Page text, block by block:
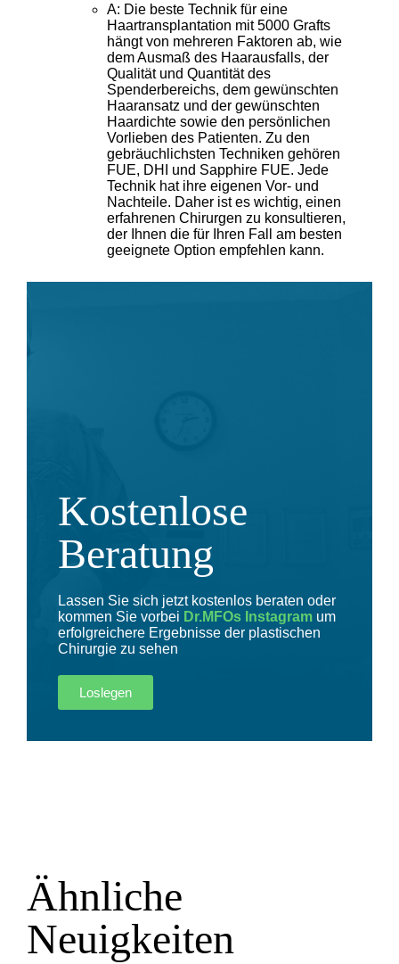
A: Die beste Technik für eine
Haartransplantation mit 5000 Grafts
hängt von mehreren Faktoren ab, wie
dem Ausmaß des Haarausfalls, der
Qualität und Quantität des
Spenderbereichs, dem gewünschten
Haaransatz und der gewünschten
Haardichte sowie den persönlichen
Vorlieben des Patienten. Zu den
gebräuchlichsten Techniken gehören
FUE, DHI und Sapphire FUE. Jede
Technik hat ihre eigenen Vor- und
Nachteile. Daher ist es wichtig, einen
erfahrenen Chirurgen zu konsultieren,
der Ihnen die für Ihren Fall am besten
geeignete Option empfehlen kann.
Kostenlose
Beratung
Lassen Sie sich jetzt kostenlos beraten oder
kommen Sie vorbei Dr.MFOs Instagram um
erfolgreichere Ergebnisse der plastischen
Chirurgie zu sehen
Loslegen
Ähnliche
Neuigkeiten